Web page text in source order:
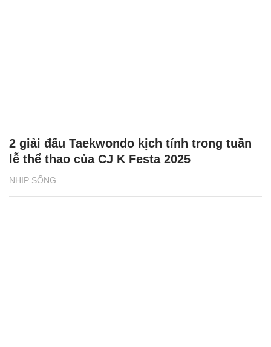
NHỊP SỐNG
2 giải đấu Taekwondo kịch tính trong tuần
lễ thể thao của CJ K Festa 2025